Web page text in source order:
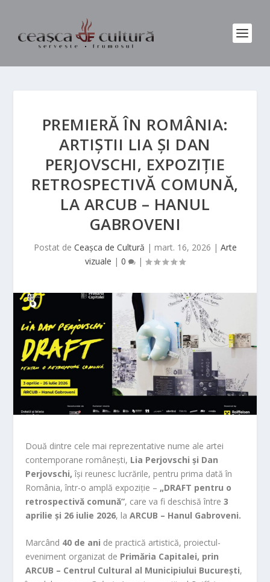
PREMIERĂ ÎN ROMÂNIA:
ARTIȘTII LIA ȘI DAN
PERJOVSCHI, EXPOZIȚIE
RETROSPECTIVĂ COMUNĂ,
LA ARCUB – HANUL
GABROVENI
Postat de Ceașca de Cultură | mart. 16, 2026 | Arte
vizuale | 0 |
Două dintre cele mai reprezentative nume ale artei
contemporane românești, Lia Perjovschi și Dan
Perjovschi, își reunesc lucrările, pentru prima dată în
România, într-o amplă expoziție – „DRAFT pentru o
retrospectivă comună”, care va fi deschisă între3
aprilie și 26 iulie 2026, laARCUB – Hanul Gabroveni.
Marcând 40 de ani de practică artistică, proiectul-
eveniment organizat de Primăria Capitalei, prin
ARCUB – Centrul Cultural al Municipiului București,